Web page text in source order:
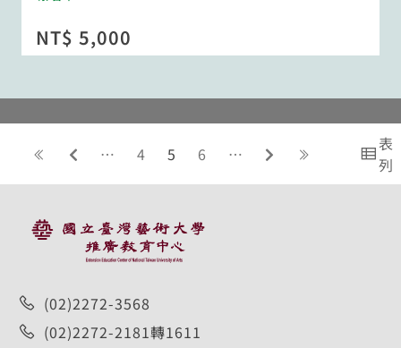
NT$ 5,000
連結至第一頁
前往上一頁
… 4 5 6 … 前往下一頁連結至最後
表
列
(02)2272-3568
(02)2272-2181轉1611